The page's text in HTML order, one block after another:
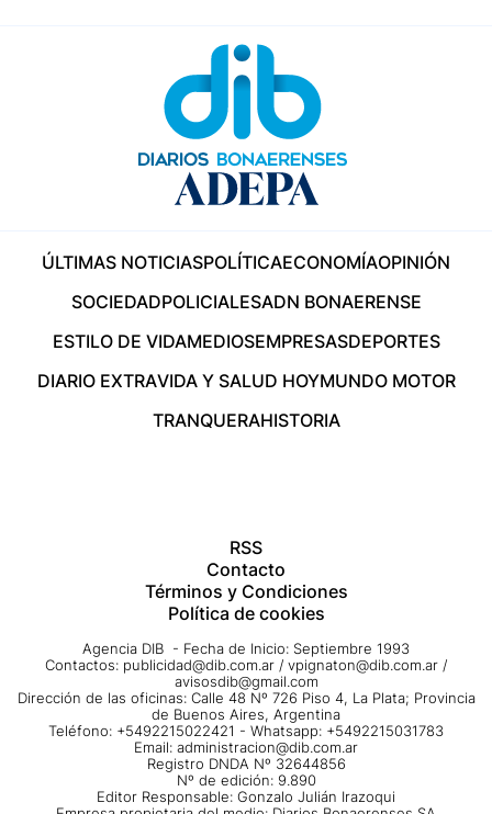
ÚLTIMAS NOTICIASPOLÍTICAECONOMÍAOPINIÓN
SOCIEDADPOLICIALESADN BONAERENSE
ESTILO DE VIDAMEDIOSEMPRESASDEPORTES
DIARIO EXTRAVIDA Y SALUD HOYMUNDO MOTOR
TRANQUERAHISTORIA
RSS
Contacto
Términos y Condiciones
Política de cookies
Agencia DIB - Fecha de Inicio: Septiembre 1993
Contactos: publicidad@dib.com.ar / vpignaton@dib.com.ar /
avisosdib@gmail.com
Dirección de las oficinas: Calle 48 Nº 726 Piso 4, La Plata; Provincia
de Buenos Aires, Argentina
Teléfono: +5492215022421 - Whatsapp: +5492215031783
Email: administracion@dib.com.ar
Registro DNDA Nº 32644856
Nº de edición: 9.890
Editor Responsable: Gonzalo Julián Irazoqui